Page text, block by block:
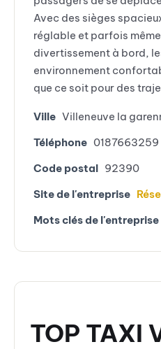
Avec des sièges
réglable et parfois
divertissement à bord,
environnement
que ce soit pour des
Ville Villeneuve la
Téléphone 0187663259
Code postal 92390
Site de l'entreprise
Mots clés de l'entreprise
TOP TAXI